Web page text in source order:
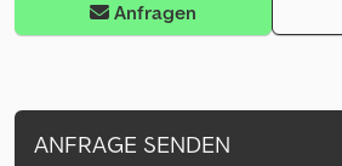
Anfragen
ANFRAGE SENDEN